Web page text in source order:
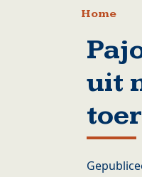
Home
uit